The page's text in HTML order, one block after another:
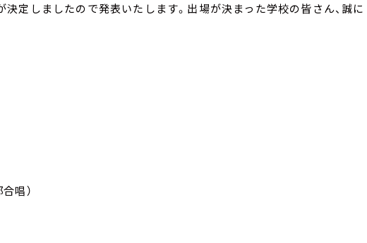
決定しましたので発表いたします。出場が決まった学校の皆さん、誠に
唱）